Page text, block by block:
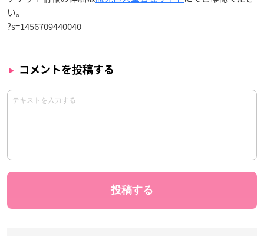
い。
?s=1456709440040
コメントを投稿する